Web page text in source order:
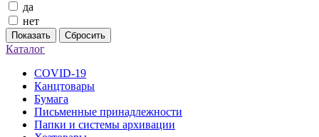
да
нет
Показать Сбросить
Каталог
COVID-19
Канцтовары
Бумага
Письменные принадлежности
Папки и системы архивации